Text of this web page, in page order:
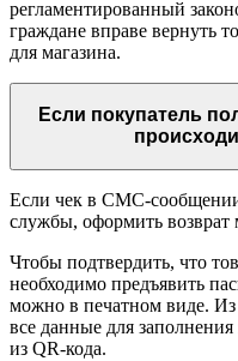
регламентированный
граждане вправе вернуть
для магазина.
Если покупатель
Если чек в
службы, оформить возврат
Чтобы подтвердить, что
необходимо предъявить
можно в печатном виде.
все данные для
из QR‑кода.